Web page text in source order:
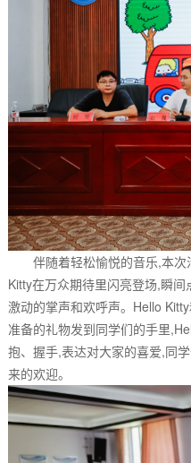
伴随着轻松愉悦的音乐,本
Kitty在万众期待里闪亮登场,瞬
激动的掌声和欢呼声。Hello
准备的礼物发到同学们的手里
抱、握手,表达对大家的喜爱,同
来的欢迎。